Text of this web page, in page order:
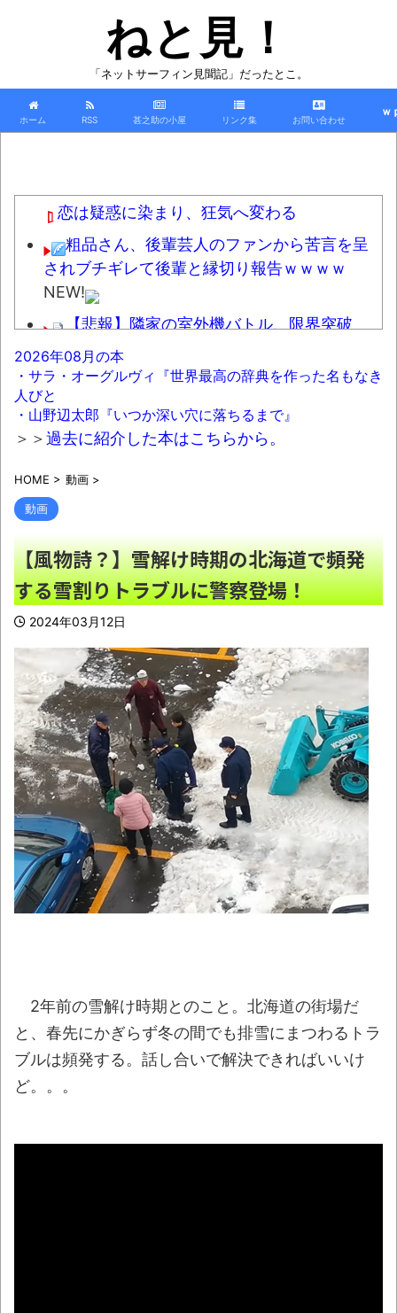
ねと見！
「ネットサーフィン見聞記」だったとこ。
ホーム RSS 甚之助の小屋 リンク集 お問い合わせ
ｗ
恋は疑惑に染まり、狂気へ変わる
粗品さん、後輩芸人のファンから苦言を呈
されブチギレて後輩と縁切り報告ｗｗｗｗ
NEW!
【悲報】隣家の室外機バトル、限界突破
NEW!
「怒ったら6秒我慢すれば怒りは収まる」っ
て言うけど・・・
NEW!
【人口激変】日本人が減り「外国人が増え
位名古屋市 4位京都市 5位川口市 日本人の不
安高まる
38歳女ですが結婚する気全くないんだよね
wwwNEW!
有名配信者さん、ジャングリア沖縄を酷評
「ほんとーにおもんない！カス！」→炎上→逆
かが声を上げないといけない！」NEW!
【九州名物】鶏刺し食べた医師、全身麻痺
へ「死んだほうが良かった」NEW!
【悲報】「果糖」が「がん転移」を促すと
判明NEW!
【酷暑】もし井上陽水が「少年時代」を令
和に作詞してたらこうなるｗｗｗ NEW!
日本「輸入に頼りまくりです」高市「円安
ホクホク！ホクホクゥ！」←NEW!
【動画】よく助けられたな。岐阜の川で外
国人が溺れてしまう事故。 NEW!
懲役7年を求刑 元ジャンポケ・斉藤被告か
2026年08月の本
・サラ・オーグルヴィ『世界最高の辞典を作った名もなき
人びと
・山野辺太郎『いつか深い穴に落ちるまで』
＞＞過去に紹介した本はこちらから。
HOME > 動画 >
動画
【風物詩？】雪解け時期の北海道で頻発
する雪割りトラブルに警察登場！
2024年03月12日
2年前の雪解け時期とのこと。北海道の街場だ
と、春先にかぎらず冬の間でも排雪にまつわるトラ
ブルは頻発する。話し合いで解決できればいいけ
ど。。。